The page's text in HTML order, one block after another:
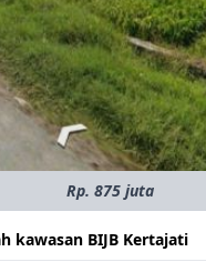
Rp. 875 juta
kawasan BIJB Kertajati